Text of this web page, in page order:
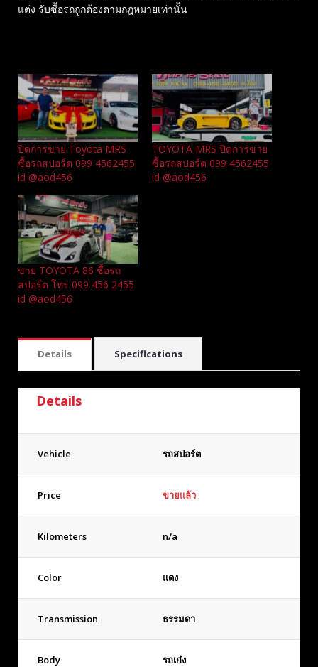
แต่ง รับซื้อรถถูกต้องตามกฎหมายเท่านั้น
ปิดการขาย Toyota MRS
ซื้อรถสปอร์ต 099 4562455
id @aod456
TOYOTA MRS ปิดการขาย
ซื้อรถสปอร์ต 099 4562455
id @aod456
ขาย TOYOTA 86 ซื้อรถ
สปอร์ต โทร 099 456 2455
id @aod456
Details Specifications
Details
Vehicle รถสปอร์ต
Price ขายแล้ว
Kilometers n/a
Color แดง
Transmission ธรรมดา
Body รถเก๋ง